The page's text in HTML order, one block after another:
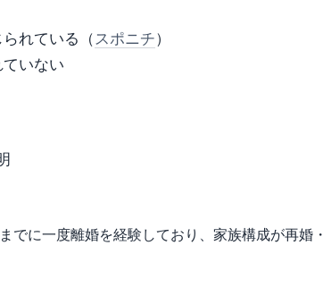
れている（スポニチ）
いない
でに一度離婚を経験しており、家族構成が再婚・